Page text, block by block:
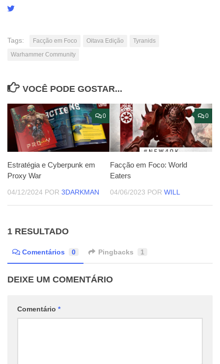
Tags: Facção em Foco Oitava Edição
Tyranids
Warhammer Community
VOCÊ PODE GOSTAR...
0
Estratégia e Cyberpunk em
Proxy War
04/12/2024 POR 3DARKMAN
0
Facção em Foco: World
Eaters
04/06/2023 POR WILL
1 RESULTADO
Comentários 0 Pingbacks 1
DEIXE UM COMENTÁRIO
Comentário *